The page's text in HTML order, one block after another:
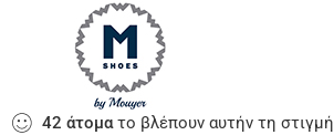
42 άτοματο βλέπουν αυτήν τη στιγμή